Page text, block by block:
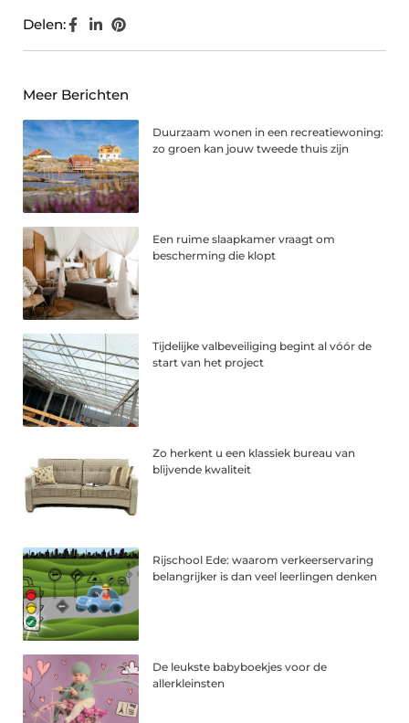
Delen:
Meer Berichten
Duurzaam wonen in een recreatiewoning:
zo groen kan jouw tweede thuis zijn
Een ruime slaapkamer vraagt om
bescherming die klopt
Tijdelijke valbeveiliging begint al vóór de
start van het project
Zo herkent u een klassiek bureau van
blijvende kwaliteit
Rijschool Ede: waarom verkeerservaring
belangrijker is dan veel leerlingen denken
De leukste babyboekjes voor de
allerkleinsten